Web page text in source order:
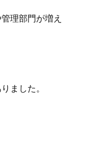
理部門が増え
ました。